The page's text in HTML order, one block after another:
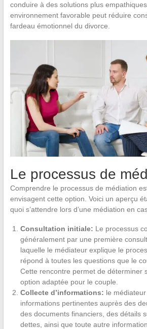
conduire à des solutions plus
environnement favorable peut réduire
fardeau émotionnel du divorce.
Le processus de
Comprendre le processus de médiation
envisagent cette option. Voici un aperçu
quoi s’attendre lors d’une médiation en
Consultation initiale: Le processus
généralement par une première
laquelle le médiateur explique le
répond à toutes les questions que le
Cette rencontre permet de déterminer
option adaptée pour le couple.
Collecte d’informations: le
informations pertinentes auprès des
des documents financiers, des détails
dettes, ainsi que toute autre